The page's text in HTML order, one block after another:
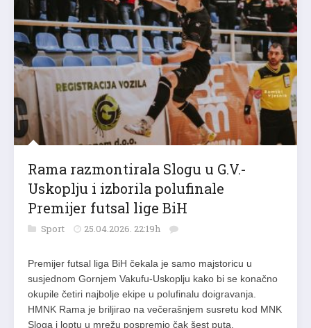
Rama razmontirala Slogu u G.V.-
Uskoplju i izborila polufinale
Premijer futsal lige BiH
Sport 25.04.2026. 22:19h
Premijer futsal liga BiH čekala je samo majstoricu u
susjednom Gornjem Vakufu-Uskoplju kako bi se konačno
okupile četiri najbolje ekipe u polufinalu doigravanja.
HMNK Rama je briljirao na večerašnjem susretu kod MNK
Sloga i loptu u mrežu pospremio čak šest puta.